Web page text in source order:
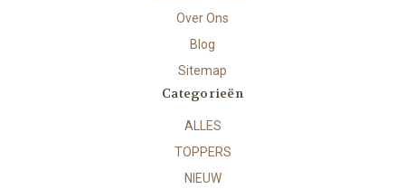
Over Ons
Blog
Sitemap
Categorieën
ALLES
TOPPERS
NIEUW